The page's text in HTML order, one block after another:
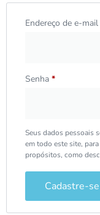
Endereço de e-mail
Senha *
Seus dados pessoais
em todo este site,
propósitos, como
Cadastre-se